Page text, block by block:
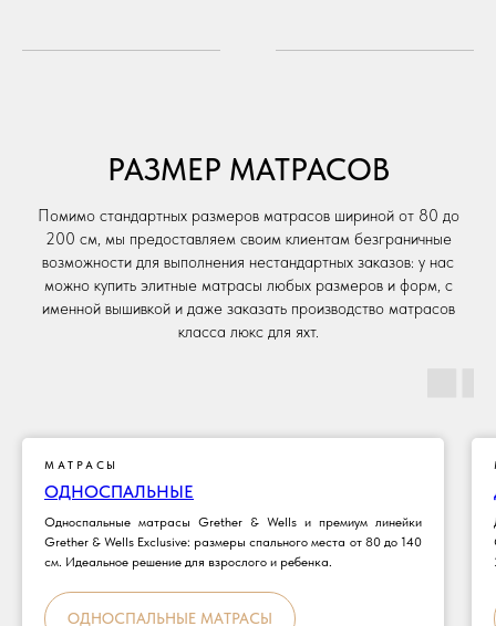
РАЗМЕР МАТРАСОВ
Помимо стандартных размеров матрасов шириной от 80 до
200 см, мы предоставляем своим клиентам безграничные
возможности для выполнения нестандартных заказов: у нас
можно купить элитные матрасы любых размеров и форм, с
именной вышивкой и даже заказать производство матрасов
класса люкс для яхт.
МАТРАСЫ
ОДНОСПАЛЬНЫЕ
Односпальные матрасы Grether & Wells и премиум линейки
Grether & Wells Exclusive: размеры спального места от 80 до 140
см. Идеальное решение для взрослого и ребенка.
ОДНОСПАЛЬНЫЕ МАТРАСЫ